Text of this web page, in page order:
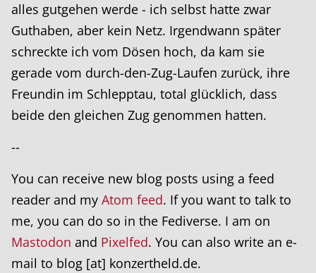
alles gutgehen werde - ich selbst hatte zwar
Guthaben, aber kein Netz. Irgendwann später
schreckte ich vom Dösen hoch, da kam sie
gerade vom durch-den-Zug-Laufen zurück, ihre
Freundin im Schlepptau, total glücklich, dass
beide den gleichen Zug genommen hatten.
--
You can receive new blog posts using a feed
reader and my Atom feed. If you want to talk to
me, you can do so in the Fediverse. I am on
Mastodon and Pixelfed. You can also write an e-
mail to blog [at] konzertheld.de.